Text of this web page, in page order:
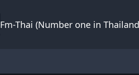
Fm-Thai (Number one in